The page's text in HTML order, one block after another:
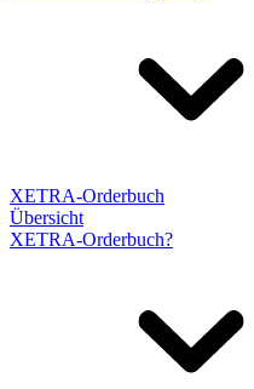
XETRA-Orderbuch
Übersicht
XETRA-Orderbuch?